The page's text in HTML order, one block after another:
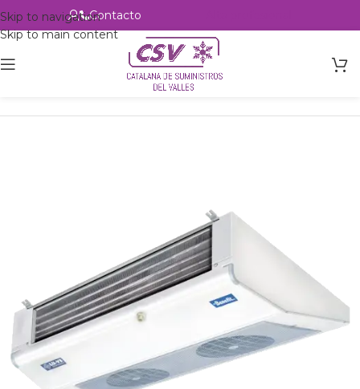
Skip to navigation
Skip to main content
Contacto
Intercambio Evaporadores Aire Forzado